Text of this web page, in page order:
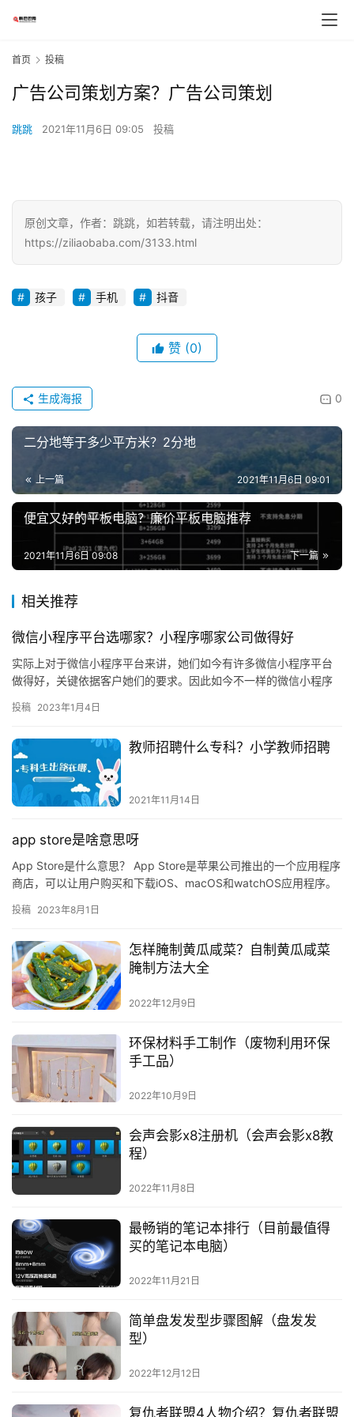
投
稿
每
日
好
诗
首页 投稿
广告公司策划方案？广告公司策划
跳跳 2021年11月6日 09:05 投稿
原创文章，作者：跳跳，如若转载，请注明出处：
https://ziliaobaba.com/3133.html
孩子 手机 抖音
赞 (0)
0
生成海报
二分地等于多少平方米？2分地
上一篇 2021年11月6日 09:01
便宜又好的平板电脑？廉价平板电脑推荐
下一篇
2021年11月6日 09:08
相关推荐
微信小程序平台选哪家？小程序哪家公司做得好
实际上对于微信小程序平台来讲，她们如今有许多微信小程序平台
做得好，关键依据客户她们的要求。因此如今不一样的微信小程序
信小程…
投稿 2023年1月4日
教师招聘什么专科？小学教师招聘
2021年11月14日
app store是啥意思呀
App Store是什么意思？ App Store是苹果公司推出的一个应用程序
商店，可以让用户购买和下载iOS、macOS和watchOS应用程序。
投稿 2023年8月1日
怎样腌制黄瓜咸菜？自制黄瓜咸菜
腌制方法大全
2022年12月9日
环保材料手工制作（废物利用环保
手工品）
2022年10月9日
会声会影x8注册机（会声会影x8教
程）
2022年11月8日
最畅销的笔记本排行（目前最值得
买的笔记本电脑）
2022年11月21日
简单盘发发型步骤图解（盘发发
型）
2022年12月12日
复仇者联盟4人物介绍？复仇者联盟